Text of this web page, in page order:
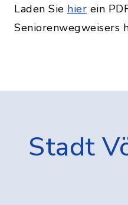
Laden Sie hier ein
Seniorenwegweisers
Stadt